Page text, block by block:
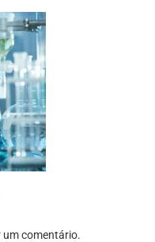
um comentário.